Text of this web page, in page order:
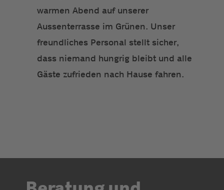
warmen Abend auf unserer
Aussenterrasse im Grünen. Unser
freundliches Personal stellt sicher,
dass niemand hungrig bleibt und alle
Gäste zufrieden nach Hause fahren.